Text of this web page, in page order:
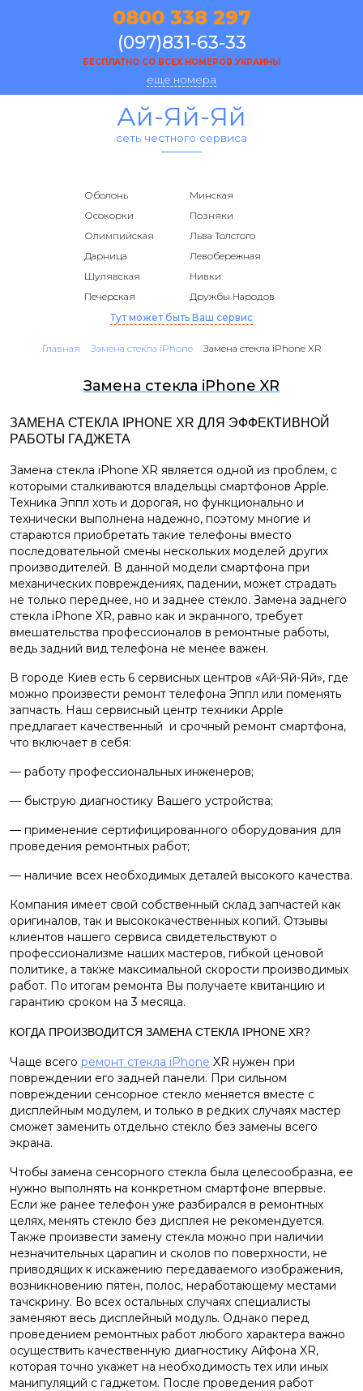
0800 338 297
(097)831-63-33
БЕСПЛАТНО СО ВСЕХ НОМЕРОВ УКРАИНЫ
еще номера
Ай-Яй-Яй
сеть честного сервиса
Оболонь
Минская
Осокорки
Позняки
Олимпийская
Льва Толстого
Дарница
Левобережная
Шулявская
Нивки
Печерская
Дружбы Народов
Тут может быть Ваш сервис
Главная Замена стекла iPhone Замена стекла iPhone XR
Замена стекла iPhone XR
ЗАМЕНА СТЕКЛА IPHONE XR ДЛЯ ЭФФЕКТИВНОЙ
РАБОТЫ ГАДЖЕТА
Замена стекла iPhone XR является одной из проблем, с
которыми сталкиваются владельцы смартфонов Apple.
Техника Эппл хоть и дорогая, но функционально и
технически выполнена надежно, поэтому многие и
стараются приобретать такие телефоны вместо
последовательной смены нескольких моделей других
производителей. В данной модели смартфона при
механических повреждениях, падении, может страдать
не только переднее, но и заднее стекло. Замена заднего
стекла iPhone XR, равно как и экранного, требует
вмешательства профессионалов в ремонтные работы,
ведь задний вид телефона не менее важен.
В городе Киев есть 6 сервисных центров «Ай-Яй-Яй», где
можно произвести ремонт телефона Эппл или поменять
запчасть. Наш сервисный центр техники Apple
предлагает качественный и срочный ремонт смартфона,
что включает в себя:
— работу профессиональных инженеров;
— быструю диагностику Вашего устройства;
— применение сертифицированного оборудования для
проведения ремонтных работ;
— наличие всех необходимых деталей высокого качества.
Компания имеет свой собственный склад запчастей как
оригиналов, так и высококачественных копий. Отзывы
клиентов нашего сервиса свидетельствуют о
профессионализме наших мастеров, гибкой ценовой
политике, а также максимальной скорости производимых
работ. По итогам ремонта Вы получаете квитанцию и
гарантию сроком на 3 месяца.
КОГДА ПРОИЗВОДИТСЯ ЗАМЕНА СТЕКЛА IPHONE XR?
Чаще всего ремонт стекла iPhone XR нужен при
повреждении его задней панели. При сильном
повреждении сенсорное стекло меняется вместе с
дисплейным модулем, и только в редких случаях мастер
сможет заменить отдельно стекло без замены всего
экрана.
Чтобы замена сенсорного стекла была целесообразна, ее
нужно выполнять на конкретном смартфоне впервые.
Если же ранее телефон уже разбирался в ремонтных
целях, менять стекло без дисплея не рекомендуется.
Также произвести замену стекла можно при наличии
незначительных царапин и сколов по поверхности, не
приводящих к искажению передаваемого изображения,
возникновению пятен, полос, неработающему местами
тачскрину. Во всех остальных случаях специалисты
заменяют весь дисплейный модуль. Однако перед
проведением ремонтных работ любого характера важно
осуществить качественную диагностику Айфона XR,
которая точно укажет на необходимость тех или иных
манипуляций с гаджетом. После проведения работ